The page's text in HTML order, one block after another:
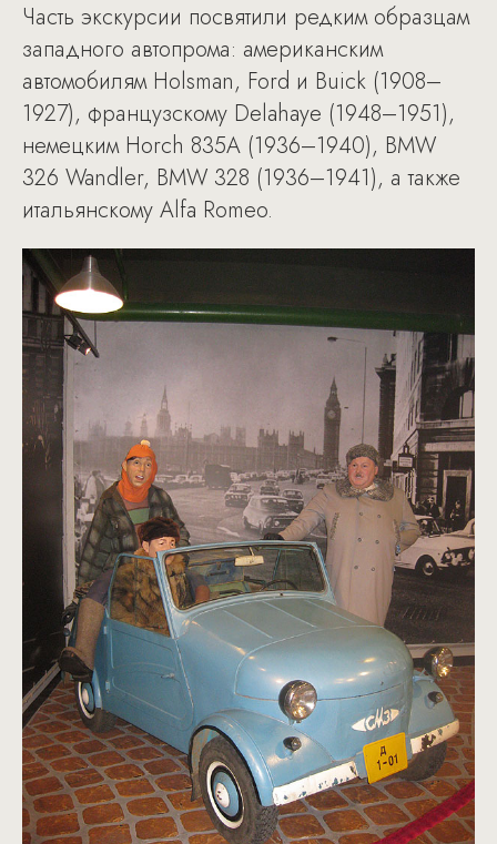
Часть экскурсии посвятили редким образцам
западного автопрома: американским
автомобилям Holsman, Ford и Buick (1908–
1927), французскому Delahaye (1948–1951),
немецким Horch 835A (1936–1940), BMW
326 Wandler, BMW 328 (1936–1941), а также
итальянскому Alfa Romeo.